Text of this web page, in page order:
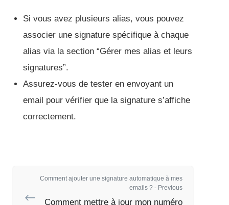
Si vous avez plusieurs alias, vous pouvez
associer une signature spécifique à chaque
alias via la section “Gérer mes alias et leurs
signatures”.
Assurez-vous de tester en envoyant un
email pour vérifier que la signature s’affiche
correctement.
Comment ajouter une signature automatique à mes
emails ? - Previous
Comment mettre à jour mon numéro